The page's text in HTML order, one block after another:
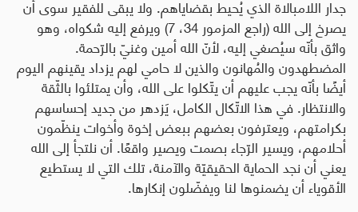
جدار اللامبالاة الذي يُحيط بقضاياهم. ولا يبقى للفقير سوى أن
يصرخ إلى الله (راجع المزمور 34، 7) ويرفع إليه شكواه، وهو
واثق بأنّه سيُصغي إليه، لأنّ الله أمين وغنيّ بالرّحمة.
المضطهدون والمُهانون والذين لا حامي لهم يزداد يقينهم اليوم
أيضًا بأنّه يجب عليهم أن يتّكلوا على الله، وأن يمتلئوا بالثّقة
والانتظار. في هذا الاتّكال الكامل، يَزدهر من جديد إحساسهم
بكرامتهم، ويعترفون بعضهم ببعض إخوة وأخوات ينظّمون
أحلامهم، ويسير الرّجاء بصمت ويصير واقعًا. أن نلتجأ إلى الله
يعني أن نجد الحماية الحقيقيّة والآمنة، تلك التي لا يستطيع
الأقوياء أن يضمنوها لنا ويفضّلون إنكارها.